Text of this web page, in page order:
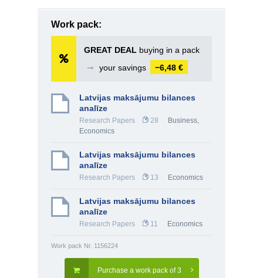
Work pack:
GREAT DEAL buying in a pack
➞
your savings −6,48 €
Latvijas maksājumu bilances
analīze
Research Papers 28 Business,
Economics
Latvijas maksājumu bilances
analīze
Research Papers 13 Economics
Latvijas maksājumu bilances
analīze
Research Papers 11 Economics
Work pack Nr. 1156224
Purchase a work pack of 3